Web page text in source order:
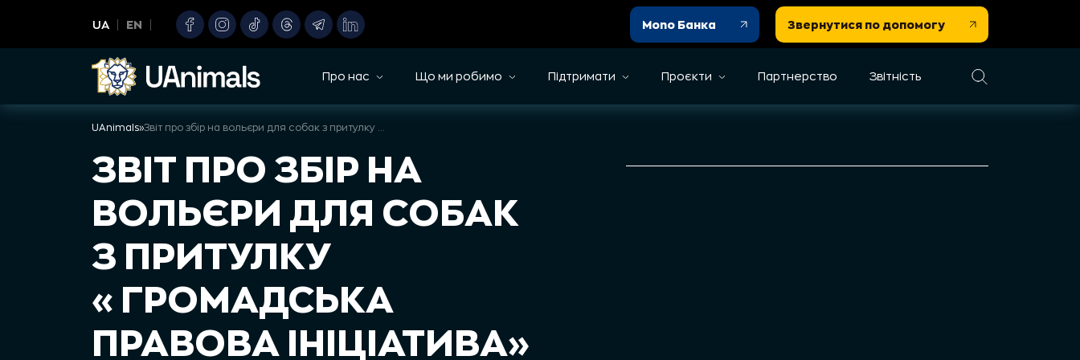
content
UA EN Mono Банка Звернутися по допомогу
Про нас Що ми робимо Підтримати Проєкти Партнерство Звітність
UAnimals»
ЗВІТ ПРО ЗБІР НА
ВОЛЬЄРИ ДЛЯ СОБАК
З ПРИТУЛКУ
«ГРОМАДСЬКА
ПРАВОВА ІНІЦІАТИВА»